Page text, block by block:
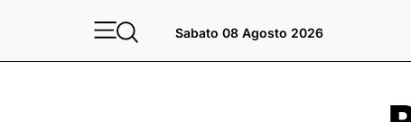
Sabato 08 Agosto 2026